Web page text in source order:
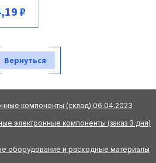
₽
Вернуться
компоненты (склад) 06.04.2023
электронные компоненты (заказ 3 дня)
оборудование и расходные материалы